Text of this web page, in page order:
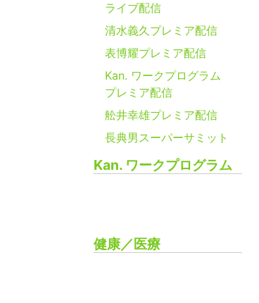
ライブ配信
清水義久プレミア配信
表博耀プレミア配信
Kan. ワークプログラム
プレミア配信
舩井幸雄プレミア配信
長典男スーパーサミット
Kan. ワークプログラム
健康／医療